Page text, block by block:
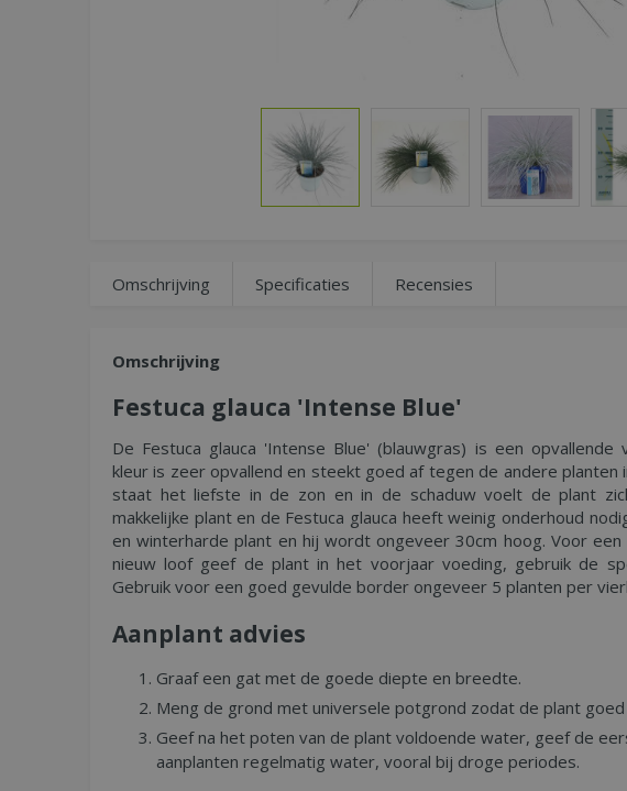
Omschrijving Specificaties Recensies
Omschrijving
Festuca glauca 'Intense Blue'
De Festuca glauca 'Intense Blue' (blauwgras) is een opvallende
kleur is zeer opvallend en steekt goed af tegen de andere planten
staat het liefste in de zon en in de schaduw voelt de plant
makkelijke plant en de Festuca glauca heeft weinig onderhoud
en winterharde plant en hij wordt ongeveer 30cm hoog. Voor
nieuw loof geef de plant in het voorjaar voeding, gebruik de
Gebruik voor een goed gevulde border ongeveer 5 planten per
Aanplant advies
Graaf een gat met de goede diepte en breedte.
Meng de grond met universele potgrond zodat de plant goed
Geef na het poten van de plant voldoende water, geef de
aanplanten regelmatig water, vooral bij droge periodes.